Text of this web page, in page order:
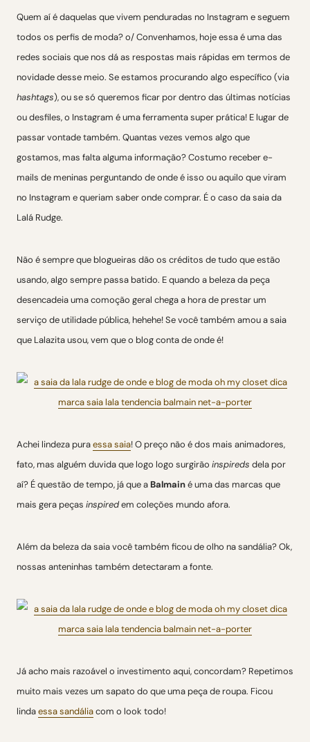
Quem aí é daquelas que vivem penduradas no Instagram e seguem
todos os perfis de moda? o/ Convenhamos, hoje essa é uma das
redes sociais que nos dá as respostas mais rápidas em termos de
novidade desse meio. Se estamos procurando algo específico (via
hashtags), ou se só queremos ficar por dentro das últimas notícias
ou desfiles, o Instagram é uma ferramenta super prática! E lugar de
passar vontade também. Quantas vezes vemos algo que
gostamos, mas falta alguma informação? Costumo receber e-
mails de meninas perguntando de onde é isso ou aquilo que viram
no Instagram e queriam saber onde comprar. É o caso da saia da
Lalá Rudge.
Não é sempre que blogueiras dão os créditos de tudo que estão
usando, algo sempre passa batido. E quando a beleza da peça
desencadeia uma comoção geral chega a hora de prestar um
serviço de utilidade pública, hehehe! Se você também amou a saia
que Lalazita usou, vem que o blog conta de onde é!
Achei lindeza puraessa saia! O preço não é dos mais animadores,
fato, mas alguém duvida que logo logo surgirão inspireds dela por
aí? É questão de tempo, já que a Balmainé uma das marcas que
mais gera peças inspiredem coleções mundo afora.
Além da beleza da saia você também ficou de olho na sandália? Ok,
nossas anteninhas também detectaram a fonte.
Já acho mais razoável o investimento aqui, concordam? Repetimos
muito mais vezes um sapato do que uma peça de roupa. Ficou
lindaessa sandáliacom o look todo!